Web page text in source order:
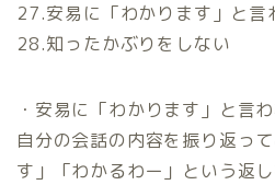
27.安易に「わかります」と言
28.知ったかぶりをしない
・安易に「わかります」と言
自分の会話の内容を振り返っ
す」「わかるわー」という返